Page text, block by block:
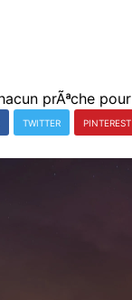
TWITTER PINTEREST